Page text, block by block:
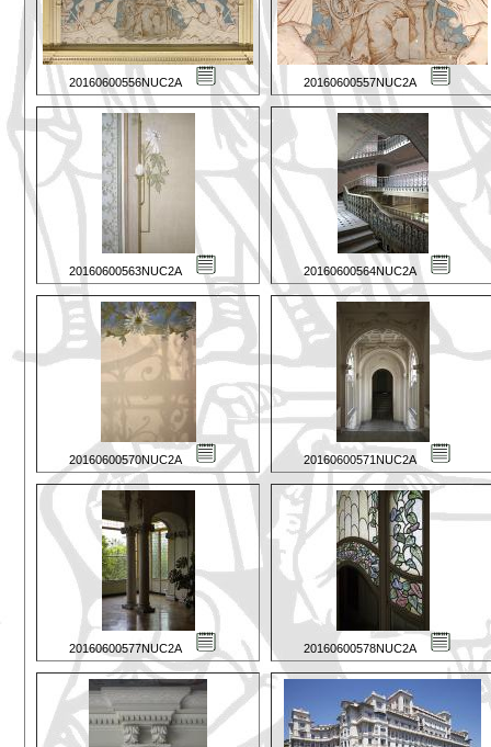
20160600556NUC2A 20160600557NUC2A
20160600563NUC2A 20160600564NUC2A
20160600570NUC2A 20160600571NUC2A
20160600577NUC2A 20160600578NUC2A